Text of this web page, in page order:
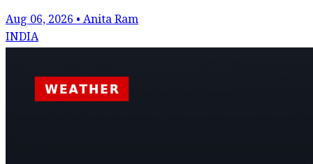
Aug 06, 2026 • Anita Ram
INDIA